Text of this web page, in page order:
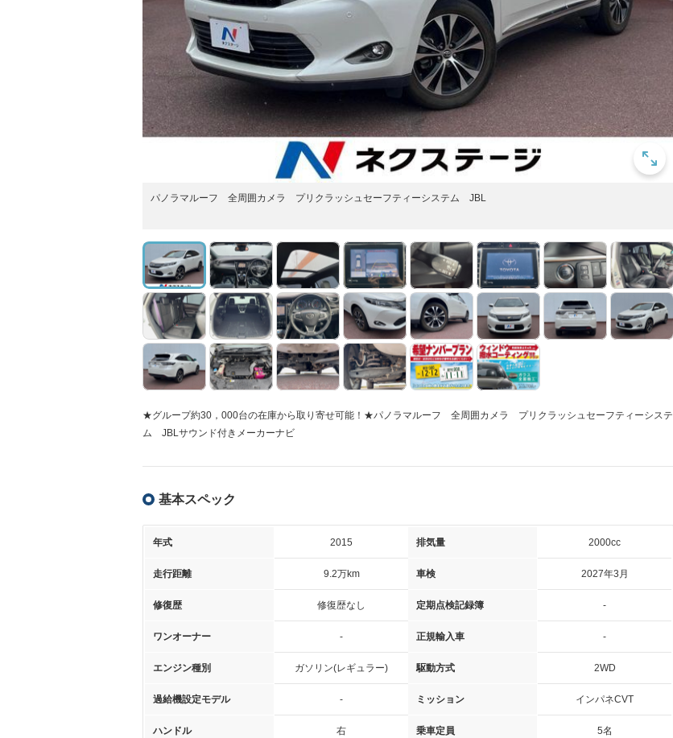
パノラマルーフ 全周囲カメラ プリクラッシュセーフティーシステム JBL
★グループ約30，000台の在庫から取り寄せ可能！★パノラマルーフ 全周囲カメラ プリクラッシュセーフティーシステ
ム JBLサウンド付きメーカーナビ
基本スペック
年式 2015 排気量 2000cc
走行距離 9.2万km 車検 2027年3月
修復歴 修復歴なし 定期点検記録簿 -
ワンオーナー - 正規輸入車 -
エンジン種別 ガソリン(レギュラー) 駆動方式 2WD
過給機設定モデル - ミッション インパネCVT
ハンドル 右 乗車定員 5名